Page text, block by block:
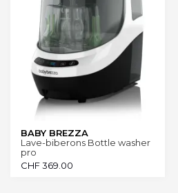
BABY BREZZA
Lave-biberons Bottle washer
pro
CHF369.00